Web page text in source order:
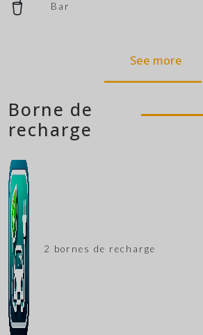
Bar
See more
Borne de
recharge
2 bornes de recharge